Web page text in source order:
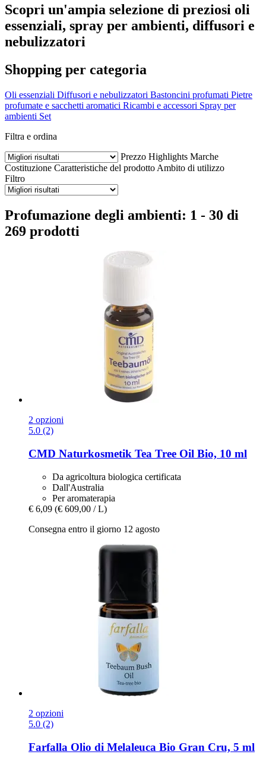
Scopri un'ampia selezione di preziosi oli
essenziali, spray per ambienti, diffusori e
nebulizzatori
Shopping per categoria
Oli essenziali Diffusori e nebulizzatori Bastoncini profumati Pietre
profumate e sacchetti aromatici Ricambi e accessori Spray per
ambienti Set
Filtra e ordina
Prezzo Highlights Marche
Costituzione Caratteristiche del prodotto Ambito di utilizzo
Filtro
Profumazione degli ambienti: 1 - 30 di
269 prodotti
2 opzioni
5.0 (2)
CMD Naturkosmetik Tea Tree Oil Bio, 10 ml
Da agricoltura biologica certificata
Dall'Australia
Per aromaterapia
€ 6,09 (€ 609,00 / L)
Consegna entro il giorno 12 agosto
2 opzioni
5.0 (2)
Farfalla Olio di Melaleuca Bio Gran Cru, 5 ml